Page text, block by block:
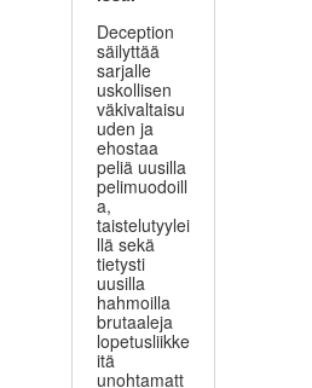
Deception
säilyttää
sarjalle
uskollisen
väkivaltaisu
uden ja
ehostaa
peliä uusilla
pelimuodoill
a,
taistelutyylei
llä sekä
tietysti
uusilla
hahmoilla
brutaaleja
lopetusliikke
itä
unohtamatt